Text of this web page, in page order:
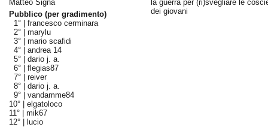
Matteo Signa
Pubblico (per gradimento)
1° | francesco cerminara
2° | marylu
3° | mario scafidi
4° | andrea 14
5° | dario j. a.
6° | flegias87
7° | reiver
8° | dario j. a.
9° | vandamme84
10° | elgatoloco
11° | mik67
12° |
lucio
la guerra per (ri)svegliare le
dei giovani